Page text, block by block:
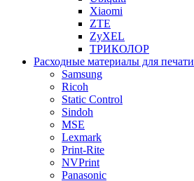
Xiaomi
ZTE
ZyXEL
ТРИКОЛОР
Расходные материалы для печати
Samsung
Ricoh
Static Control
Sindoh
MSE
Lexmark
Print-Rite
NVPrint
Panasonic